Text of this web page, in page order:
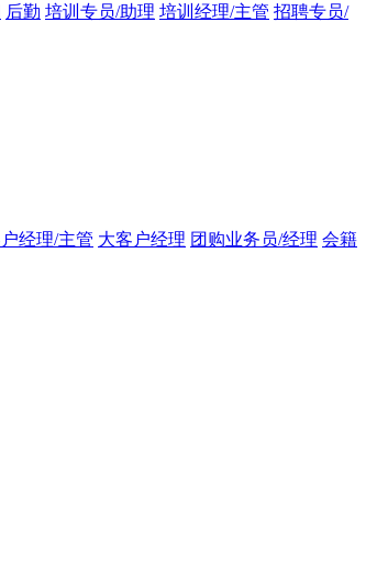
后勤 培训专员/助理 培训经理/主管 招聘专员/
经理/主管 大客户经理 团购业务员/经理 会籍